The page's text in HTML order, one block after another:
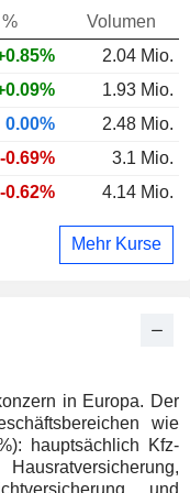
in Europa. Der
wie
und
%
Volumen
2.04 Mio.
1.93 Mio.
0.00%
2.48 Mio.
-0.69%
3.1 Mio.
-0.62% 4.14 Mio.
Mehr Kurse